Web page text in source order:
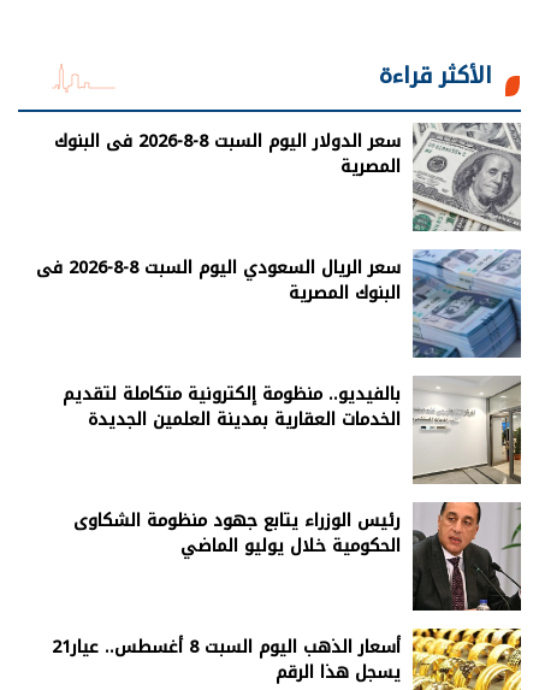
الأكثر قراءة
سعر الدولار اليوم السبت 8-8-2026 فى البنوك
المصرية
سعر الريال السعودي اليوم السبت 8-8-2026 فى
البنوك المصرية
بالفيديو.. منظومة إلكترونية متكاملة لتقديم
الخدمات العقارية بمدينة العلمين الجديدة
رئيس الوزراء يتابع جهود منظومة الشكاوى
الحكومية خلال يوليو الماضي
أسعار الذهب اليوم السبت 8 أغسطس.. عيار21
يسجل هذا الرقم